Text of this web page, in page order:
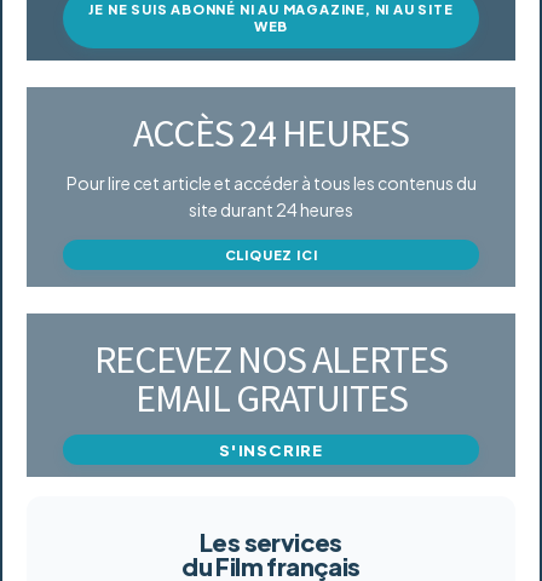
JE NE SUIS ABONNÉ NI AU MAGAZINE, NI AU SITE
WEB
ACCÈS 24 HEURES
Pour lire cet article et accéder à tous les contenus du
site durant 24 heures
CLIQUEZ ICI
RECEVEZ NOS ALERTES
EMAIL GRATUITES
S'INSCRIRE
Les services
du Film français